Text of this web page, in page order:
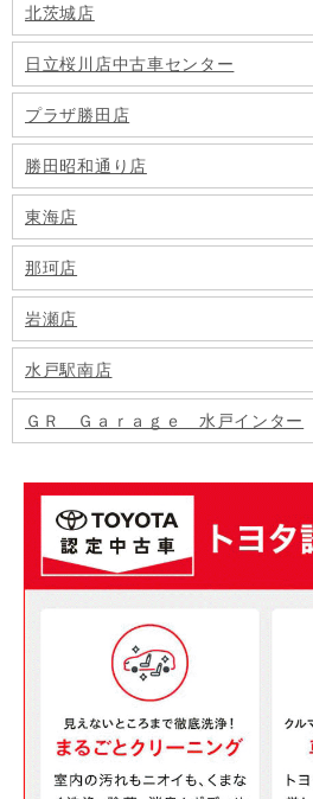
北茨城店
日立桜川店中古車センター
プラザ勝田店
勝田昭和通り店
東海店
那珂店
岩瀬店
水戸駅南店
ＧＲ Ｇａｒａｇｅ 水戸インター